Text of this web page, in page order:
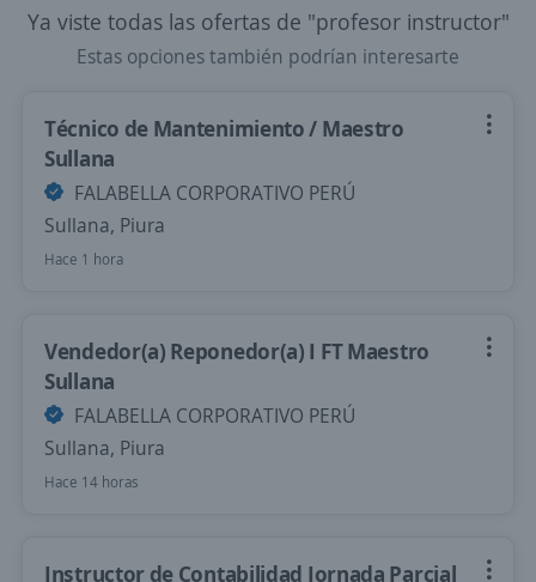
Ya viste todas las ofertas de "profesor instructor"
Estas opciones también podrían interesarte
Técnico de Mantenimiento / Maestro
Sullana
FALABELLA CORPORATIVO PERÚ
Sullana, Piura
Hace 1 hora
Vendedor(a) Reponedor(a) I FT Maestro
Sullana
FALABELLA CORPORATIVO PERÚ
Sullana, Piura
Hace 14 horas
Instructor de Contabilidad Jornada Parcial